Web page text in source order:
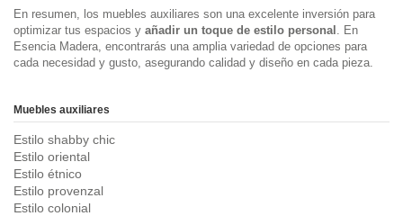
En resumen, los muebles auxiliares son una excelente inversión para
optimizar tus espacios y añadir un toque de estilo personal . En
Esencia Madera, encontrarás una amplia variedad de opciones para
cada necesidad y gusto, asegurando calidad y diseño en cada pieza.
Muebles auxiliares
Estilo shabby chic
Estilo oriental
Estilo étnico
Estilo provenzal
Estilo colonial